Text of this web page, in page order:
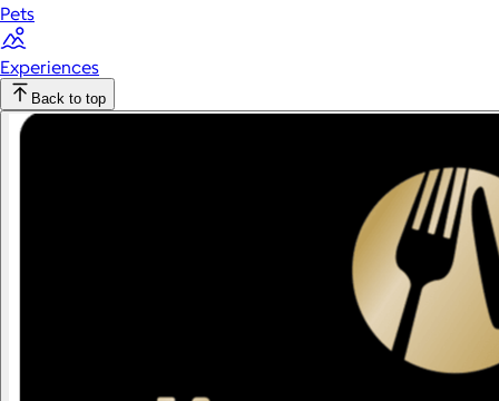
Pets
Experiences
Back to top